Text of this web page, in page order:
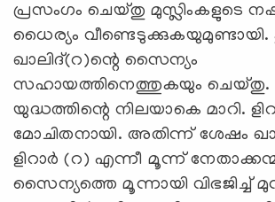
പ്രസംഗം ചെയ്തു മുസ്ലിംകളുടെ
ധൈര്യം
ഖാലിദ്(റ)ന്റെ സൈന്യം
സഹായത്തിനെത്തുകയും ചെയ്തു.
യുദ്ധത്തിന്റെ നിലയാകെ മാറി.
മോചിതനായി. അതിന്ന് ശേഷം
ളിറാര്‍ (റ) എന്നീ മൂന്ന്
സൈന്യത്തെ മൂന്നായി വിഭജിച്ച്